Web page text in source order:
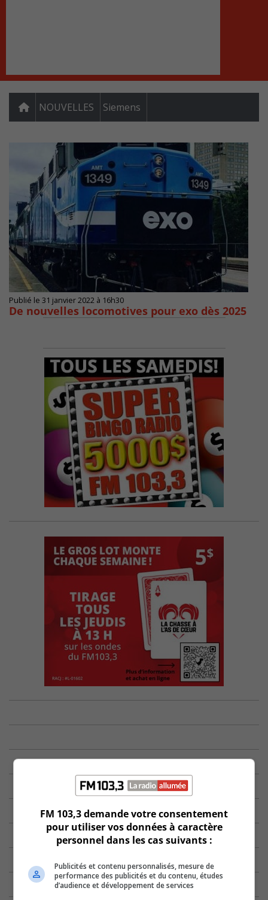
NOUVELLES Siemens
Publié le 31 janvier 2022 à 16h30
De nouvelles locomotives pour exo dès 2025
FM 103,3 demande votre consentement
pour utiliser vos données à caractère
personnel dans les cas suivants :
Publicités et contenu personnalisés, mesure de
performance des publicités et du contenu, études
d’audience et développement de services